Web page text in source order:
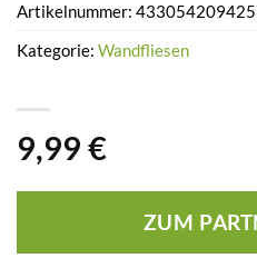
9,99 €
ZUM
Artikelnummer:
Kategorie: Wandfliesen